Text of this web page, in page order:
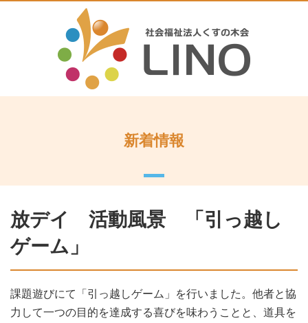
新着情報
放デイ 活動風景 「引っ越し
ゲーム」
課題遊びにて「引っ越しゲーム」を行いました。他者と協
力して一つの目的を達成する喜びを味わうことと、道具を